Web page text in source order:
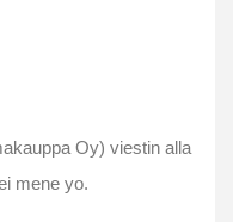
Oy) viestin alla
mene yo.